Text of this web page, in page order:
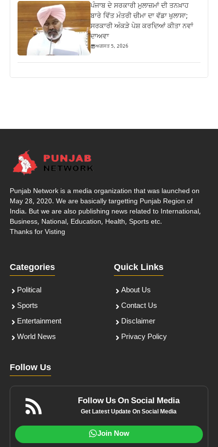
ਪੰਜਾਬ ਦੇ ਸਰਕਾਰੀ ਮੁਲਾਜ਼ਮਾਂ ਦੀ ਤਨਖ਼ਾਹ
ਬਾਰੇ ਵਿੱਤ ਮੰਤਰੀ ਚੀਮਾ ਦਾ ਵੱਡਾ ਖੁਲਾਸਾ;
ਸਰਕਾਰੀ ਅੰਕੜੇ ਪੇਸ਼ ਕਰਦਿਆਂ ਕੀਤਾ ਨਵਾਂ
ਦਾਅਵਾ
ਅਗਸਤ 5, 2026
Punjab Network is a media organization that was launched on
May 28, 2020. We are basically targetting Punjab Region of
India. But we are also publishing news related to International,
Business, National, Education, Health, Sports etc.
Thanks for Visting
Categories
Political
Sports
Entertainment
World News
Quick Links
About Us
Contact Us
Disclaimer
Privacy Policy
Follow Us
Follow Us On Social Media
Get Latest Update On Social Media
Join Now